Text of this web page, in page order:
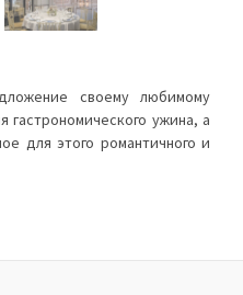
своему любимому
гастрономического ужина, а
для этого романтичного и